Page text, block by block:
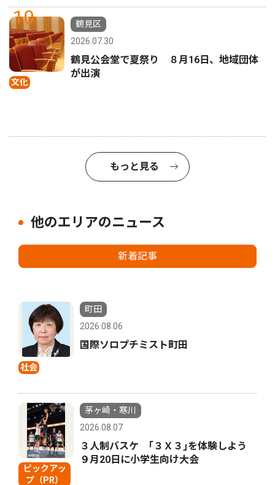
10
文化
鶴見区
2026.07.30
鶴見公会堂で夏祭り ８月16日、地域団体
が出演
もっと見る
他のエリアのニュース
新着記事
社会
町田
2026.08.06
国際ソロプチミスト町田
ピックアッ
プ（PR）
茅ヶ崎・寒川
2026.08.07
３人制バスケ ｢３Ｘ３｣を体験しよう
９月20日に小学生向け大会